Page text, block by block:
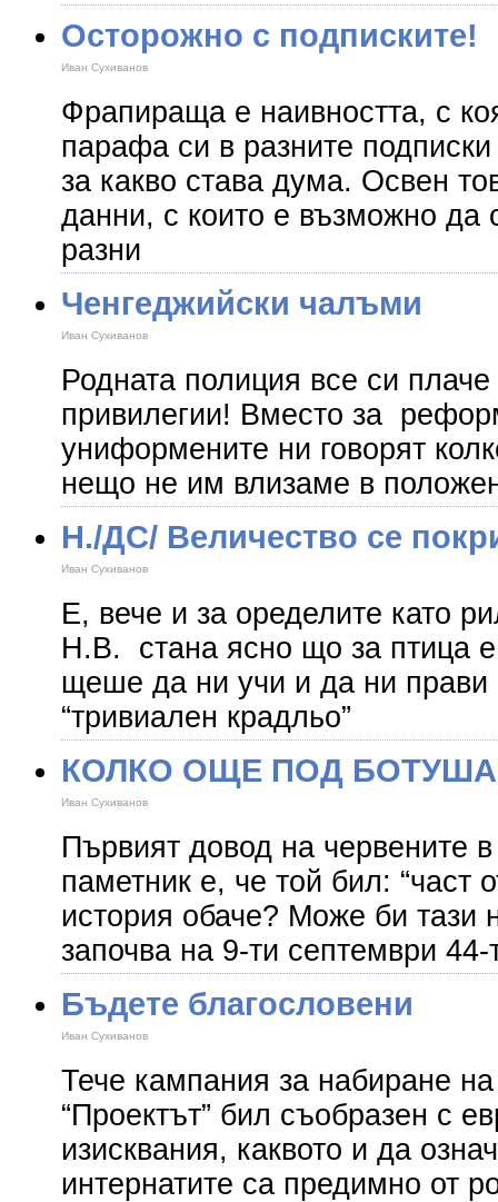
Осторожно с подписките!
Иван Сухиванов
Фрапираща е наивността, с
парафа си в разните
за какво става дума. Освен
данни, с които е възможно да
разни
Ченгеджийски чалъми
Иван Сухиванов
Родната полиция все си
привилегии! Вместо за
униформените ни говорят
нещо не им влизаме в
Н./ДС/ Величество се
Иван Сухиванов
Е, вече и за оределите като
Н.В. стана ясно що за птица
щеше да ни учи и да ни прави
“тривиален крадльо”
КОЛКО ОЩЕ ПОД
Иван Сухиванов
Първият довод на червените
паметник е, че той бил: “част
история обаче? Може би
започва на 9-ти септември 44-
Бъдете благословени
Иван Сухиванов
Тече кампания за набиране
“Проектът” бил съобразен с
изисквания, каквото и да
интернатите са предимно от